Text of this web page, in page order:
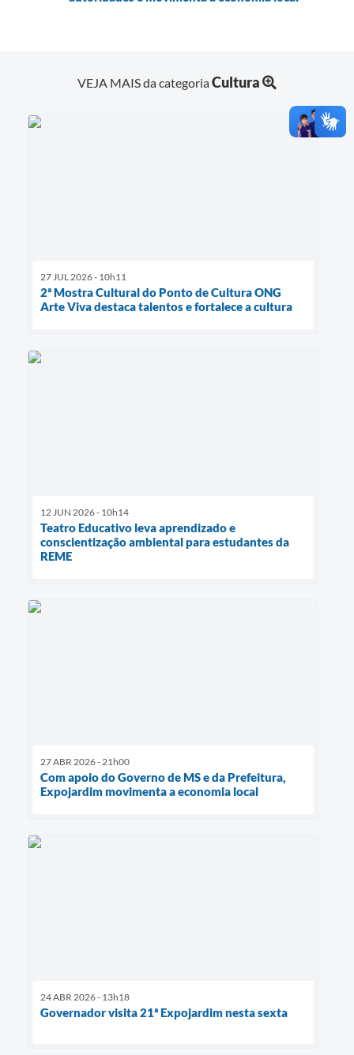
VEJA MAIS da categoriaCultura
27 JUL 2026 - 10h11
2ª Mostra Cultural do Ponto de Cultura ONG
Arte Viva destaca talentos e fortalece a cultura
12 JUN 2026 - 10h14
Teatro Educativo leva aprendizado e
conscientização ambiental para estudantes da
REME
27 ABR 2026 - 21h00
Com apoio do Governo de MS e da Prefeitura,
Expojardim movimenta a economia local
24 ABR 2026 - 13h18
Governador visita 21ª Expojardim nesta sexta